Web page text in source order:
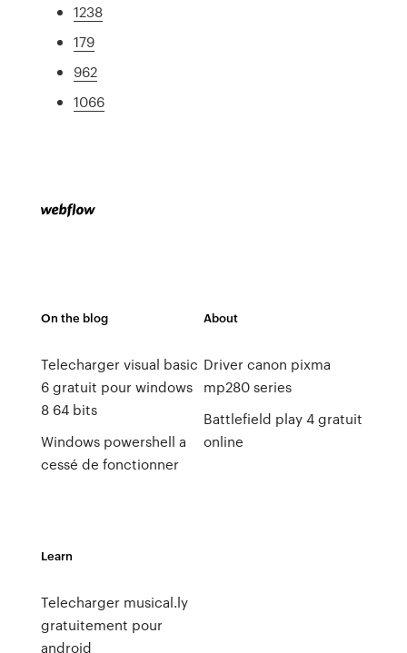
1238
179
962
1066
On the blog
Telecharger visual basic
6 gratuit pour windows
8 64 bits
Windows powershell a
cessé de fonctionner
About
Driver canon pixma
mp280 series
Battlefield play 4 gratuit
online
Learn
Telecharger musical.ly
gratuitement pour
android